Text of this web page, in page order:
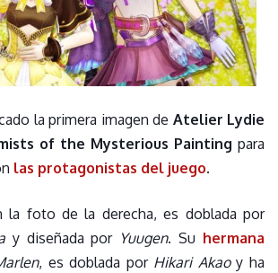
la primera imagen de Atelier Lydie
of the Mysterious Painting para
las protagonistas del juego.
la foto de la derecha, es doblada por
y diseñada por Yuugen. Su hermana
, es doblada por Hikari Akaoy ha